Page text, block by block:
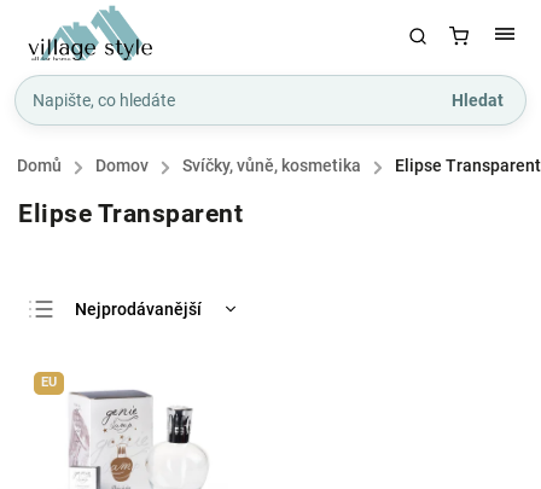
Hledat
Domů / Domov / Svíčky, vůně, kosmetika / Elipse Transparent
Elipse Transparent
Nejprodávanější
Nejdražší
Abecedně
EU